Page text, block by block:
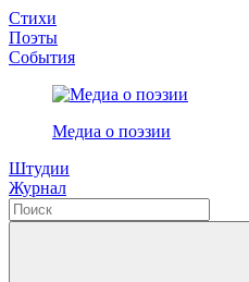
Стихи
Поэты
События
Медиа о поэзии
Штудии
Журнал